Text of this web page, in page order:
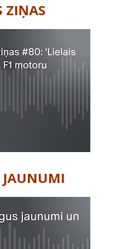
ZIŅAS
JAUNUMI